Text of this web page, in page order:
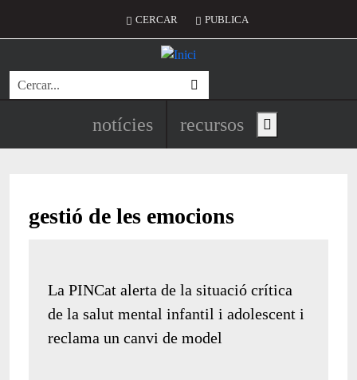
Menú del compte d'usuari
CERCAR PUBLICA
Cerca
Navegació principal de
notícies recursos Show main menu
gestió de les emocions
La PINCat alerta de la situació crítica
de la salut mental infantil i adolescent i
reclama un canvi de model